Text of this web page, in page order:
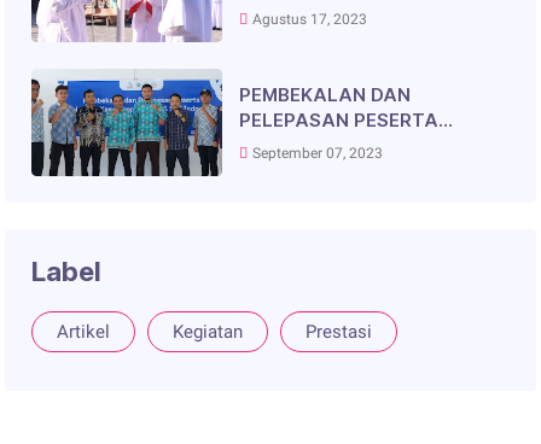
Agustus 17, 2023
PEMBEKALAN DAN
PELEPASAN PESERTA
PELATIHAN KEPEMIMPINAN
September 07, 2023
Label
Artikel Kegiatan Prestasi